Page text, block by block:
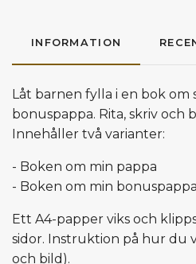
INFORMATION
Låt barnen fylla i en bok om
bonuspappa. Rita, skriv och
Innehåller två varianter:
- Boken om min pappa
- Boken om min bonuspappa
Ett A4-papper viks och
sidor. Instruktion på hur du
och bild).